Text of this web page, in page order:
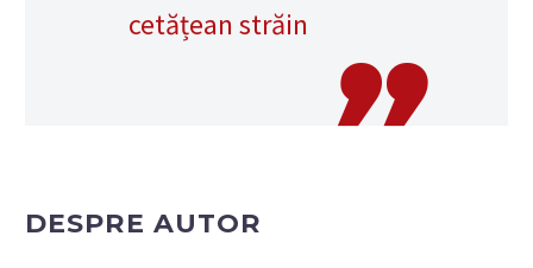
cetățean străin
DESPRE AUTOR